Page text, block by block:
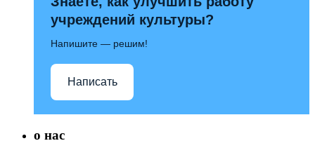
учреждений культуры?
Напишите — решим!
Написать
о нас